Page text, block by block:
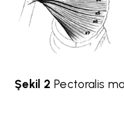
Şekil 2 Pectoralis